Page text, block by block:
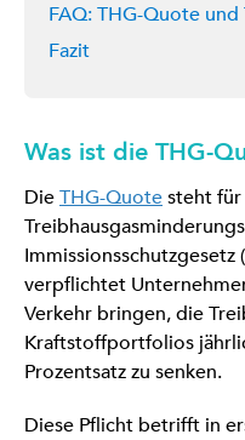
FAQ: THG-Quote und
Fazit
Was ist die THG-
DieTHG-Quotesteht für
Immissionsschutzgesetz
verpflichtet
Verkehr bringen, die
Kraftstoffportfolios
Prozentsatz zu senken.
Diese Pflicht betrifft in